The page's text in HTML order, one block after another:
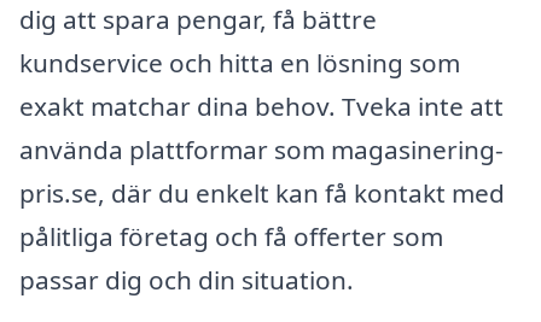
dig att spara pengar, få bättre
kundservice och hitta en lösning som
exakt matchar dina behov. Tveka inte att
använda plattformar som magasinering-
pris.se, där du enkelt kan få kontakt med
pålitliga företag och få offerter som
passar dig och din situation.